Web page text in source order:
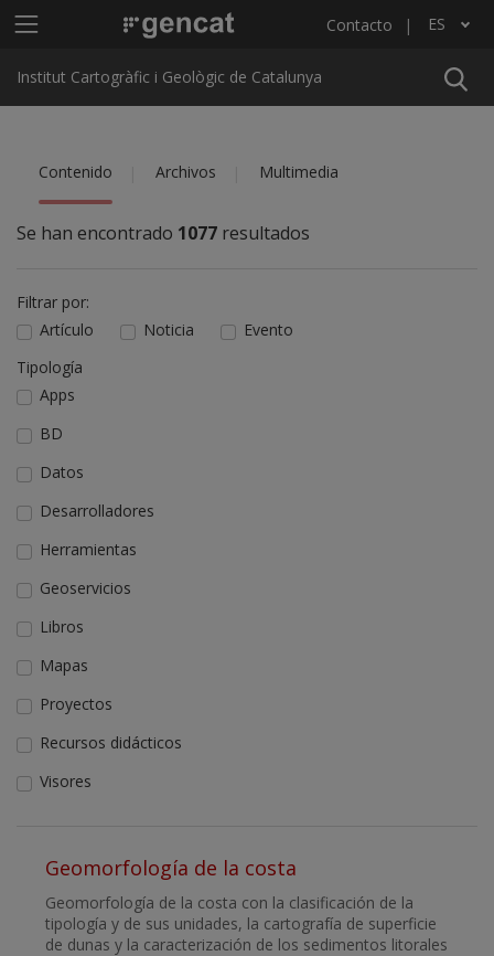
Menú principal ICGC Contacto ES
Lista adicional de acciones
Institut Cartogràfic i Geològic de Catalunya
Contenido Archivos Multimedia
Se han encontrado 1077 resultados
Filtrar por:
Artículo
Noticia
Evento
Tipología
Apps
BD
Datos
Desarrolladores
Herramientas
Geoservicios
Libros
Mapas
Proyectos
Recursos didácticos
Visores
Geomorfología de la costa
Geomorfología de la costa con la clasificación de la
tipología y de sus unidades, la cartografía de superficie
de dunas y la caracterización de los sedimentos litorales